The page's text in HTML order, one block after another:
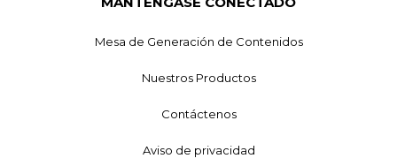
Mesa de Generación de Contenidos
Nuestros Productos
Contáctenos
Aviso de privacidad